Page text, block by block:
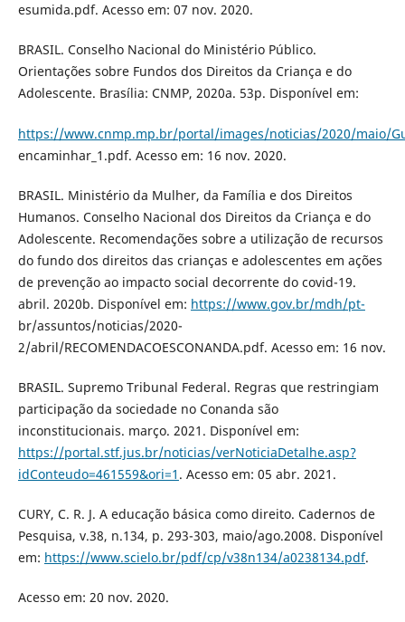
esumida.pdf. Acesso em: 07 nov. 2020.
BRASIL. Conselho Nacional do Ministério Público.
Orientações sobre Fundos dos Direitos da Criança e do
Adolescente. Brasília: CNMP, 2020a. 53p. Disponível em:
https://www.cnmp.mp.br/portal/images/noticias/2020/maio/
encaminhar_1.pdf. Acesso em: 16 nov. 2020.
BRASIL. Ministério da Mulher, da Família e dos Direitos
Humanos. Conselho Nacional dos Direitos da Criança e do
Adolescente. Recomendações sobre a utilização de recursos
do fundo dos direitos das crianças e adolescentes em ações
de prevenção ao impacto social decorrente do covid-19.
abril. 2020b. Disponível em: https://www.gov.br/mdh/pt-
br/assuntos/noticias/2020-
2/abril/RECOMENDACOESCONANDA.pdf. Acesso em: 16 nov.
BRASIL. Supremo Tribunal Federal. Regras que restringiam
participação da sociedade no Conanda são
inconstitucionais. março. 2021. Disponível em:
https://portal.stf.jus.br/noticias/verNoticiaDetalhe.asp?
idConteudo=461559&ori=1 . Acesso em: 05 abr. 2021.
CURY, C. R. J. A educação básica como direito. Cadernos de
Pesquisa, v.38, n.134, p. 293-303, maio/ago.2008. Disponível
em: https://www.scielo.br/pdf/cp/v38n134/a0238134.pdf.
Acesso em: 20 nov. 2020.